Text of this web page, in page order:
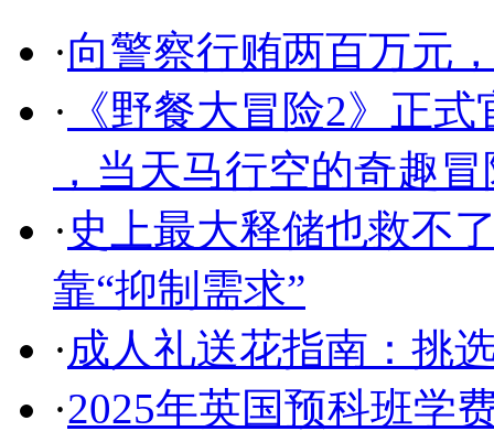
·向警察行贿两百万元
· 《野餐大冒险2》正
，当天马行空的奇趣
· 史上最大释储也救不
靠“抑制需求”
·成人礼送花指南：挑
·2025年英国预科班学